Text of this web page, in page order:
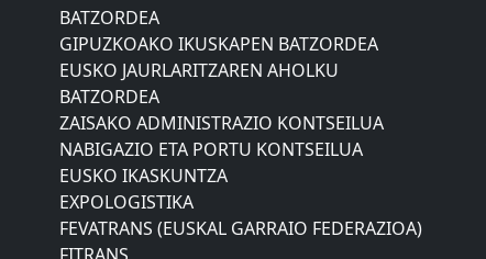
GIPUZKOAKO IKUSKAPEN BATZORDEA
EUSKO JAURLARITZAREN AHOLKU
BATZORDEA
ZAISAKO ADMINISTRAZIO KONTSEILUA
NABIGAZIO ETA PORTU KONTSEILUA
EUSKO IKASKUNTZA
EXPOLOGISTIKA
FEVATRANS (EUSKAL GARRAIO FEDERAZIOA)
FITRANS